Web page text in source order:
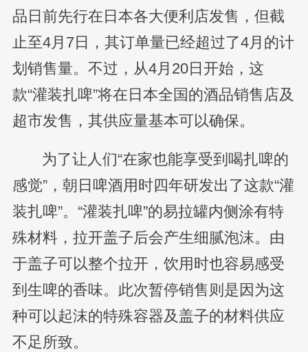
品日前先行在日本各大便利店发售，但截
止至4月7日，其订单量已经超过了4月的计
划销售量。不过，从4月20日开始，这
款“灌装扎啤”将在日本全国的酒品销售店及
超市发售，其供应量基本可以确保。
为了让人们“在家也能享受到喝扎啤的
感觉”，朝日啤酒用时四年研发出了这款“灌
装扎啤”。“灌装扎啤”的易拉罐内侧涂有特
殊材料，拉开盖子后会产生细腻泡沫。由
于盖子可以整个拉开，饮用时也容易感受
到生啤的香味。此次暂停销售则是因为这
种可以起沫的特殊容器及盖子的材料供应
不足所致。